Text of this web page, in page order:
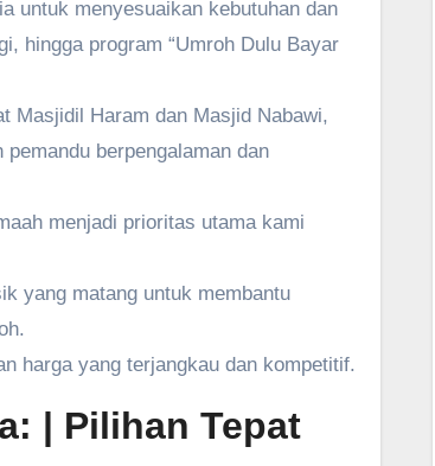
untuk menyesuaikan kebutuhan dan
hingga program “Umroh Dulu Bayar
Masjidil Haram dan Masjid Nabawi,
berpengalaman dan
menjadi prioritas utama kami
yang matang untuk membantu
harga yang terjangkau dan kompetitif.
| Pilihan Tepat